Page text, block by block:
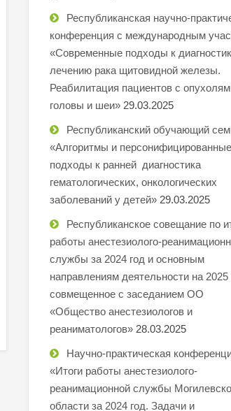
Республиканская научно-
конференция с международным
«Современные подходы к
лечению рака щитовидной железы.
Реабилитация пациентов с
головы и шеи» 29.03.2025
Республиканский обучающий
«Алгоритмы и персонифицированные
подходы к ранней диагностика
гематологических, онкологических
заболеваний у детей» 29.03.2025
Республиканское совещание по
работы анестезиолого-
службы за 2024 год и основным
направлениям деятельности на 2025
совмещенное с заседанием ОО
«Общество анестезиологов и
реаниматологов» 28.03.2025
Научно-практическая
«Итоги работы анестезиолого-
реанимационной службы
области за 2024 год. Задачи и